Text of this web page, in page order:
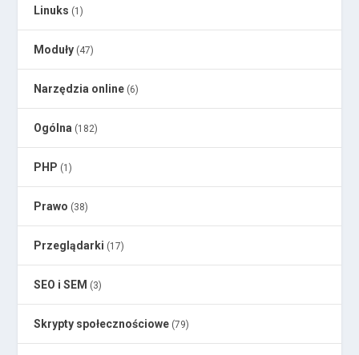
Linuks (1)
Moduły (47)
Narzędzia online (6)
Ogólna (182)
PHP (1)
Prawo (38)
Przeglądarki (17)
SEO i SEM (3)
Skrypty społecznościowe (79)